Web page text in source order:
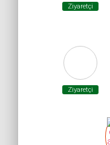
Ziyaretçi
Ziyaretçi